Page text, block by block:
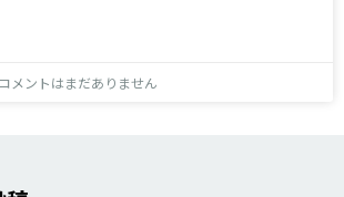
コメントはまだありません